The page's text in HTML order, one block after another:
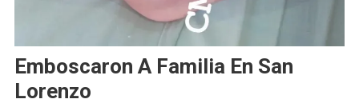
Emboscaron A Familia En San
Lorenzo